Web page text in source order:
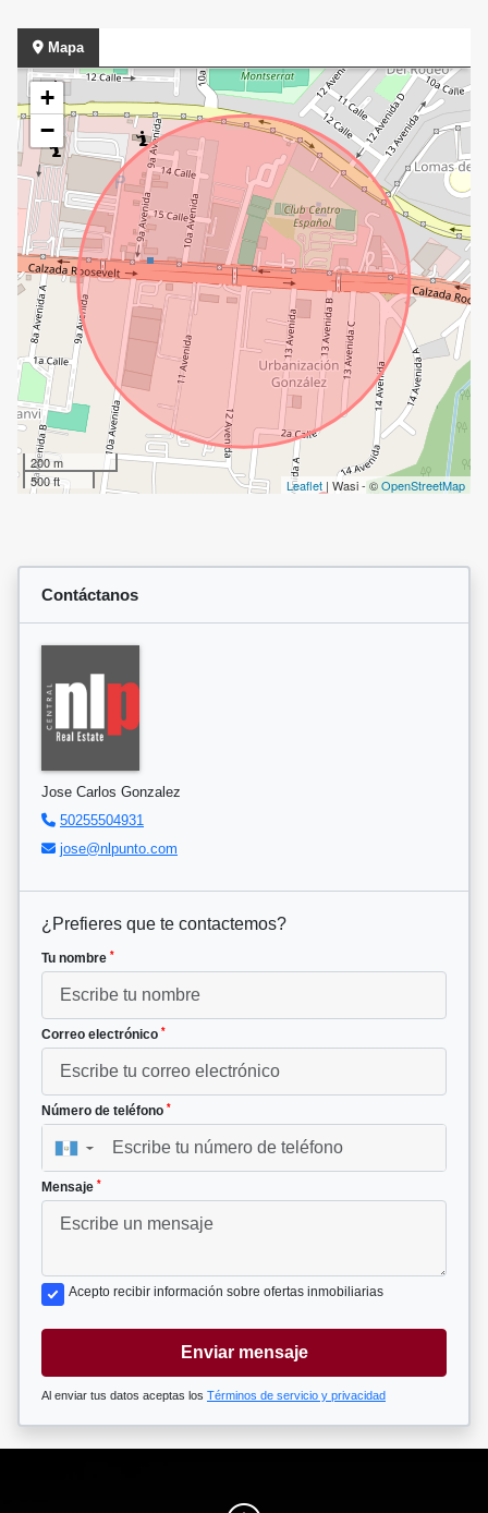
Mapa
+
−
200 m
500 ft
Leaflet | Wasi - ©OpenStreetMap
Contáctanos
Jose Carlos Gonzalez
50255504931
jose@nlpunto.com
¿Prefieres que te contactemos?
Tu nombre *
Correo electrónico *
Número de teléfono *
▼
Mensaje *
Acepto recibir información sobre ofertas inmobiliarias
Enviar mensaje
Al enviar tus datos aceptas los Términos de servicio y privacidad